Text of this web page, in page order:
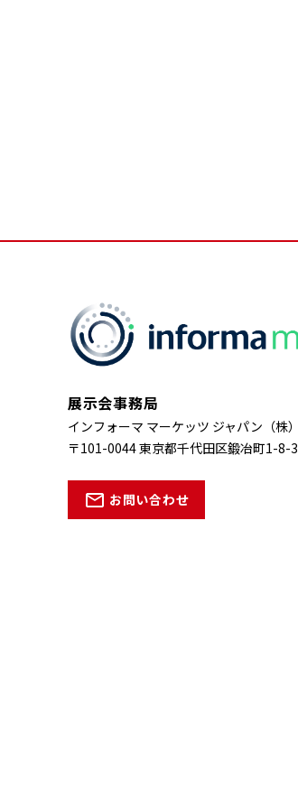
展示会事務局
インフォーマ マーケッツ ジャパン（株）
〒101-0044 東京都千代田区鍛冶町1-8-3
お問い合わせ